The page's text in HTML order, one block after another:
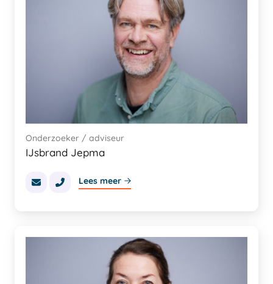
IJsbrand Jepma
Onderzoeker / adviseur
Lees meer